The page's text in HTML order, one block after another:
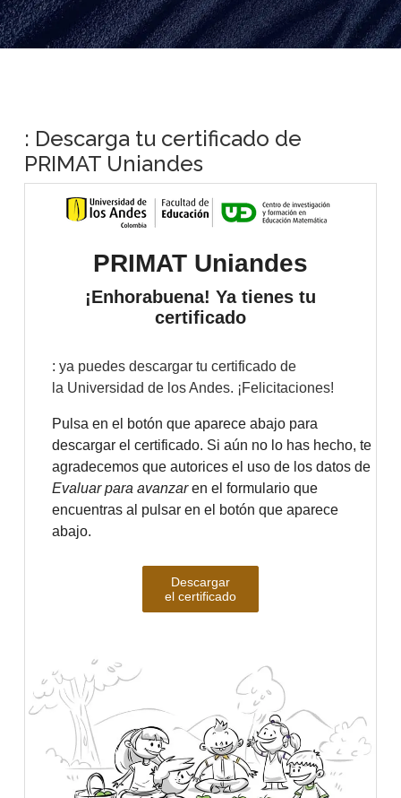
: Descarga tu certificado de
PRIMAT Uniandes